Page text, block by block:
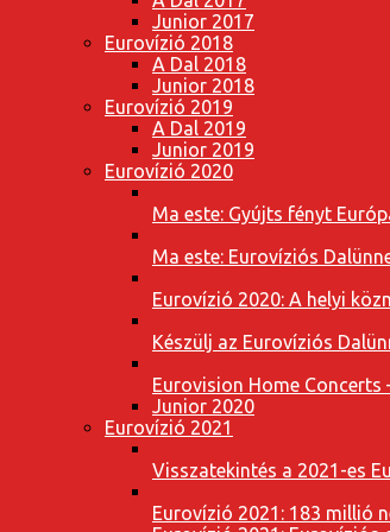
Junior 2017
Eurovízió 2018
A Dal 2018
Junior 2018
Eurovízió 2019
A Dal 2019
Junior 2019
Eurovízió 2020
Ma este: Gyújts fényt
Ma este: Eurovíziós
Eurovízió 2020: A helyi
Készülj az Eurovíziós
Eurovision Home
Junior 2020
Eurovízió 2021
Visszatekintés a 2021-es
Eurovízió 2021: 183 millió